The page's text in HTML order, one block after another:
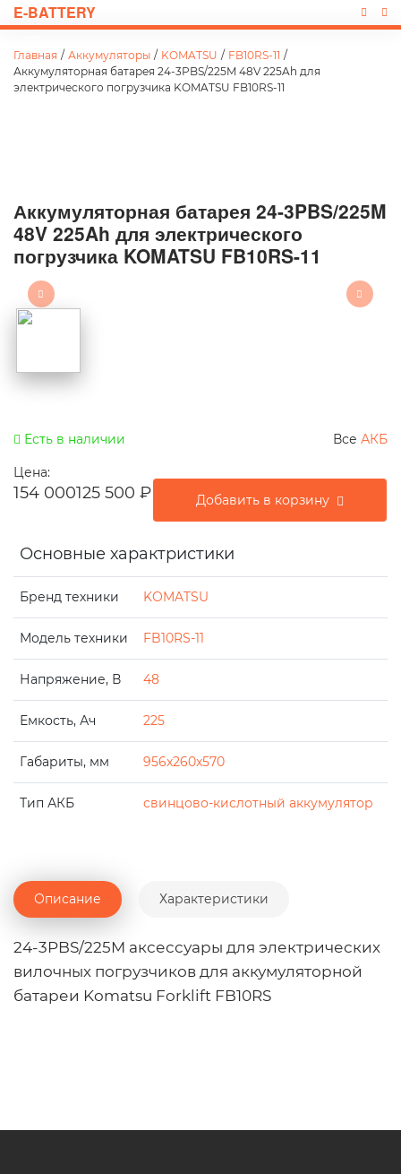
E-BATTERY
Главная / Аккумуляторы / KOMATSU / FB10RS-11 /
Аккумуляторная батарея 24-3PBS/225M 48V 225Ah для
электрического погрузчика KOMATSU FB10RS-11
Аккумуляторная батарея 24-3PBS/225M
48V 225Ah для электрического
погрузчика KOMATSU FB10RS-11
Есть в наличии Все АКБ
Цена:
154 000125 500 ₽ Добавить в корзину
Основные характристики
Бренд техники KOMATSU
Модель техники FB10RS-11
Напряжение, В 48
Емкость, Ач 225
Габариты, мм 956x260x570
Тип АКБ свинцово-кислотный аккумулятор
Описание Характеристики
24-3PBS/225M аксессуары для электрических
вилочных погрузчиков для аккумуляторной
батареи Komatsu Forklift FB10RS